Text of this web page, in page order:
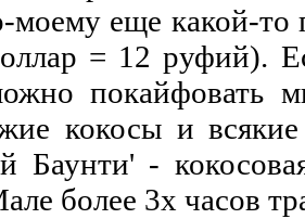
моему еще какой-то
= 12 руфий).
покайфовать
кокосы и
Баунти' -
более 3х часов